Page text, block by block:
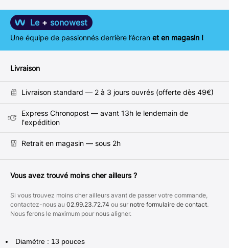
Le + sonowest
Une équipe de passionnés derrière l’écran et en magasin !
Livraison
Livraison standard — 2 à 3 jours ouvrés (offerte dès 49€)
Express Chronopost — avant 13h le lendemain de
l'expédition
Retrait en magasin — sous 2h
Vous avez trouvé moins cher ailleurs ?
Si vous trouvez moins cher ailleurs avant de passer votre commande,
contactez-nous au 02.99.23.72.74 ou sur notre formulaire de contact.
Nous ferons le maximum pour nous aligner.
Diamètre : 13 pouces